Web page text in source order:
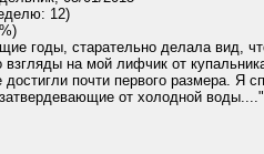
12)
годы, старательно делала вид,
на мой лифчик от
почти первого размера. Я
от холодной воды...."